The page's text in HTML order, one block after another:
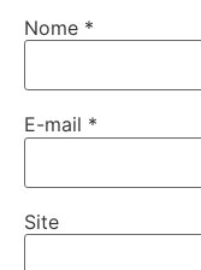
Nome *
E-mail *
Site